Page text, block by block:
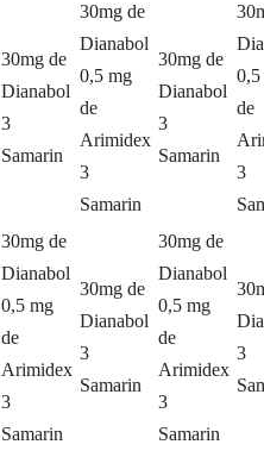
30mg de
Dianabol
3
Samarin
30mg de
Dianabol
0,5 mg
de
Arimidex
3
Samarin
30mg de
Dianabol
3
Samarin
0,5
de
3
30mg de
Dianabol
0,5 mg
de
Arimidex
3
Samarin
30mg de
Dianabol
3
Samarin
30mg de
Dianabol
0,5 mg
de
Arimidex
3
Samarin
3